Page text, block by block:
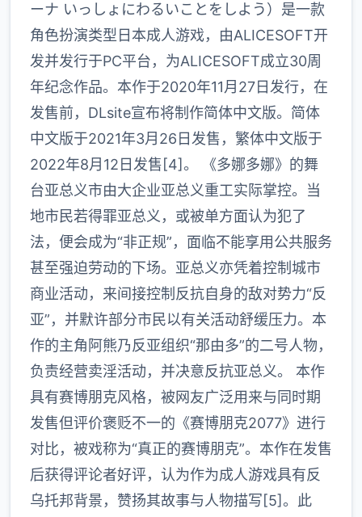
ーナ いっしょにわるいことをしよう）是一款
角色扮演类型日本成人游戏，由ALICESOFT开
发并发行于PC平台，为ALICESOFT成立30周
年纪念作品。本作于2020年11月27日发行，在
发售前，DLsite宣布将制作简体中文版。简体
中文版于2021年3月26日发售，繁体中文版于
2022年8月12日发售[4]。 《多娜多娜》的舞
台亚总义市由大企业亚总义重工实际掌控。当
地市民若得罪亚总义，或被单方面认为犯了
法，便会成为“非正规”，面临不能享用公共服务
甚至强迫劳动的下场。亚总义亦凭着控制城市
商业活动，来间接控制反抗自身的敌对势力“反
亚”，并默许部分市民以有关活动舒缓压力。本
作的主角阿熊乃反亚组织“那由多”的二号人物，
负责经营卖淫活动，并决意反抗亚总义。 本作
具有赛博朋克风格，被网友广泛用来与同时期
发售但评价褒贬不一的《赛博朋克2077》进行
对比，被戏称为“真正的赛博朋克”。本作在发售
后获得评论者好评，认为作为成人游戏具有反
乌托邦背景，赞扬其故事与人物描写[5]。此